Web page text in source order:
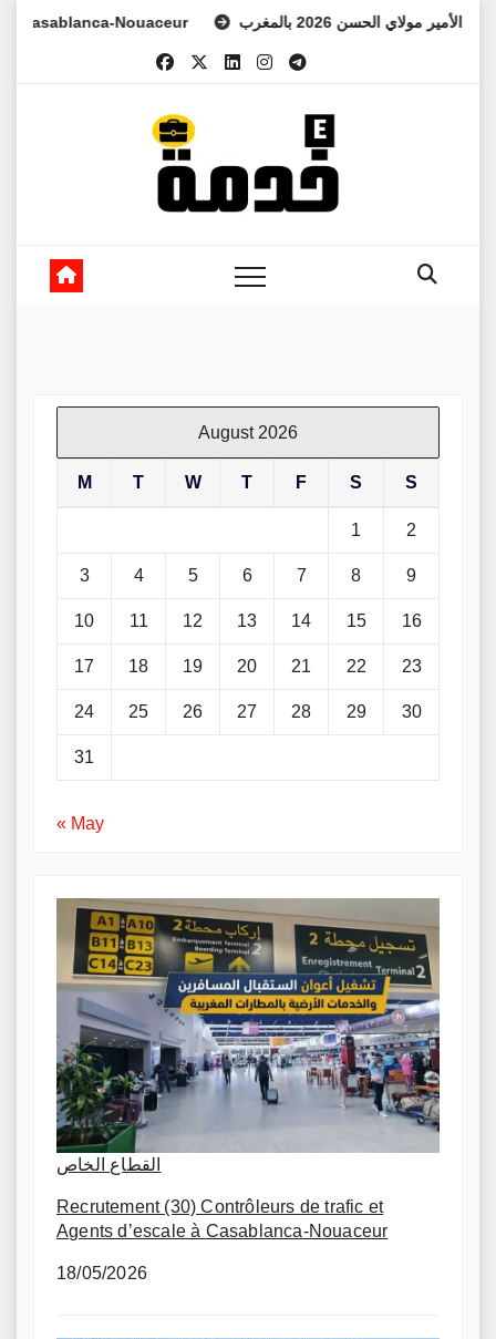
Nouaceur الأمير مولاي الحسن 2026 بالمغرب
August 2026
M T W T F S S
1 2
3 4 5 6 7 8 9
10 11 12 13 14 15 16
17 18 19 20 21 22 23
24 25 26 27 28 29 30
31
« May
القطاع الخاص
Recrutement (30) Contrôleurs de trafic et
Agents d’escale à Casablanca-Nouaceur
18/05/2026